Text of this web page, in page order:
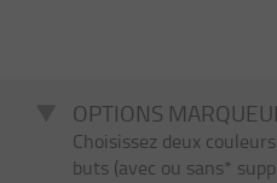
OPTIONS
Choisissez deux
buts (avec ou sans*